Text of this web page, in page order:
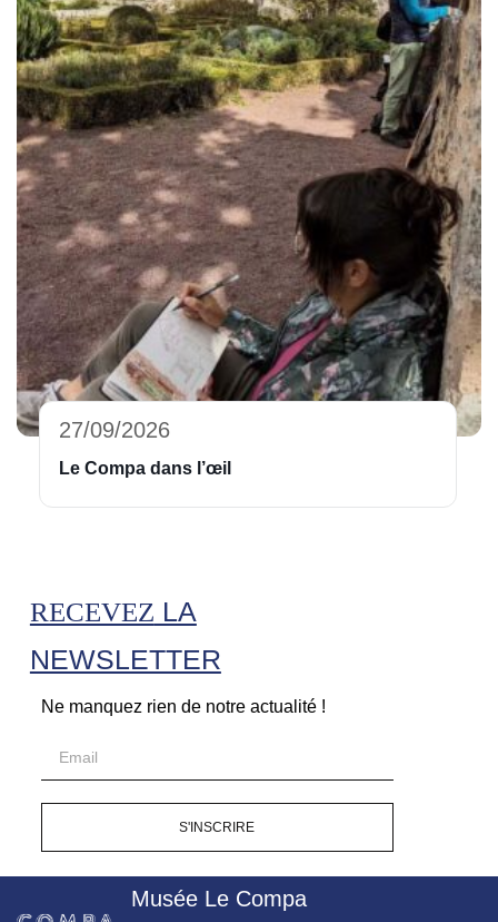
27/09/2026
Le Compa dans l’œil
RECEVEZ LA
NEWSLETTER
Ne manquez rien de notre actualité !
S'INSCRIRE
Musée Le Compa